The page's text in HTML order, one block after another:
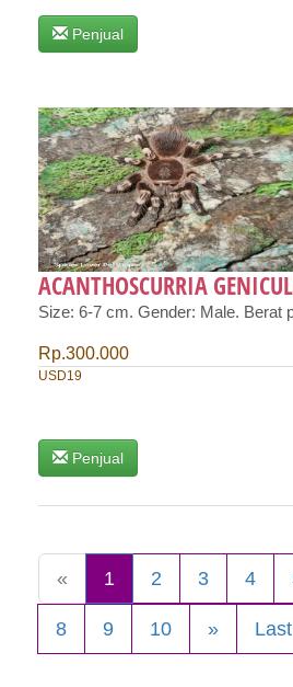
Penjual
ACANTHOSCURRIA
Size: 6-7 cm. Gender: Male. Berat
Rp.300.000
USD19
Penjual
« 1 2 3 4
8 9 10 » Last